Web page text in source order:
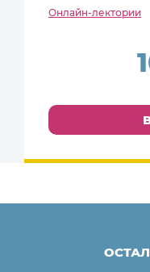
Онлайн-лектории